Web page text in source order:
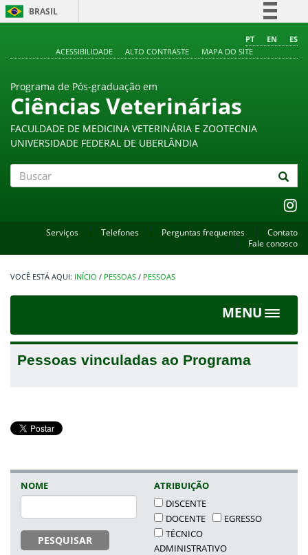
BRASIL
Comunica BR
Acesso à informação
Legislação
PT EN
ES
ACESSIBILIDADE
ALTO CONTRASTE MAPA DO SITE
Programa de Pós-graduação em
Ciências Veterinárias
FACULDADE DE MEDICINA VETERINÁRIA E ZOOTECNIA
UNIVERSIDADE FEDERAL DE UBERLÂNDIA
Serviços Telefones Perguntas frequentes
Contato
Fale conosco
INÍCIO / PESSOAS / PESSOAS
MENU
Toggle
Pessoas vinculadas ao Programa
NOME
PESQUISAR
ATRIBUIÇÃO
DISCENTE
DOCENTE
EGRESSO
TÉCNICO
ADMINISTRATIVO